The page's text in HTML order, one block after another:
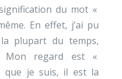
du mot «
En effet, j’ai pu
plupart du temps,
Mon regard est «
que je suis, il est la